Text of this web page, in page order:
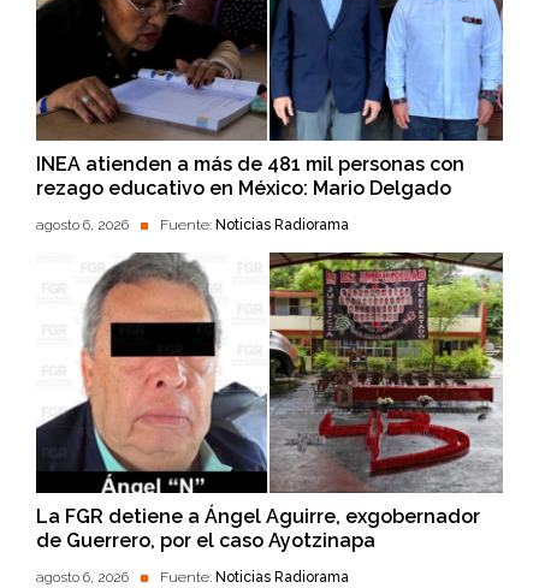
INEA atienden a más de 481 mil personas con
rezago educativo en México: Mario Delgado
agosto 6, 2026 Fuente: Noticias Radiorama
La FGR detiene a Ángel Aguirre, exgobernador
de Guerrero, por el caso Ayotzinapa
agosto 6, 2026 Fuente: Noticias Radiorama